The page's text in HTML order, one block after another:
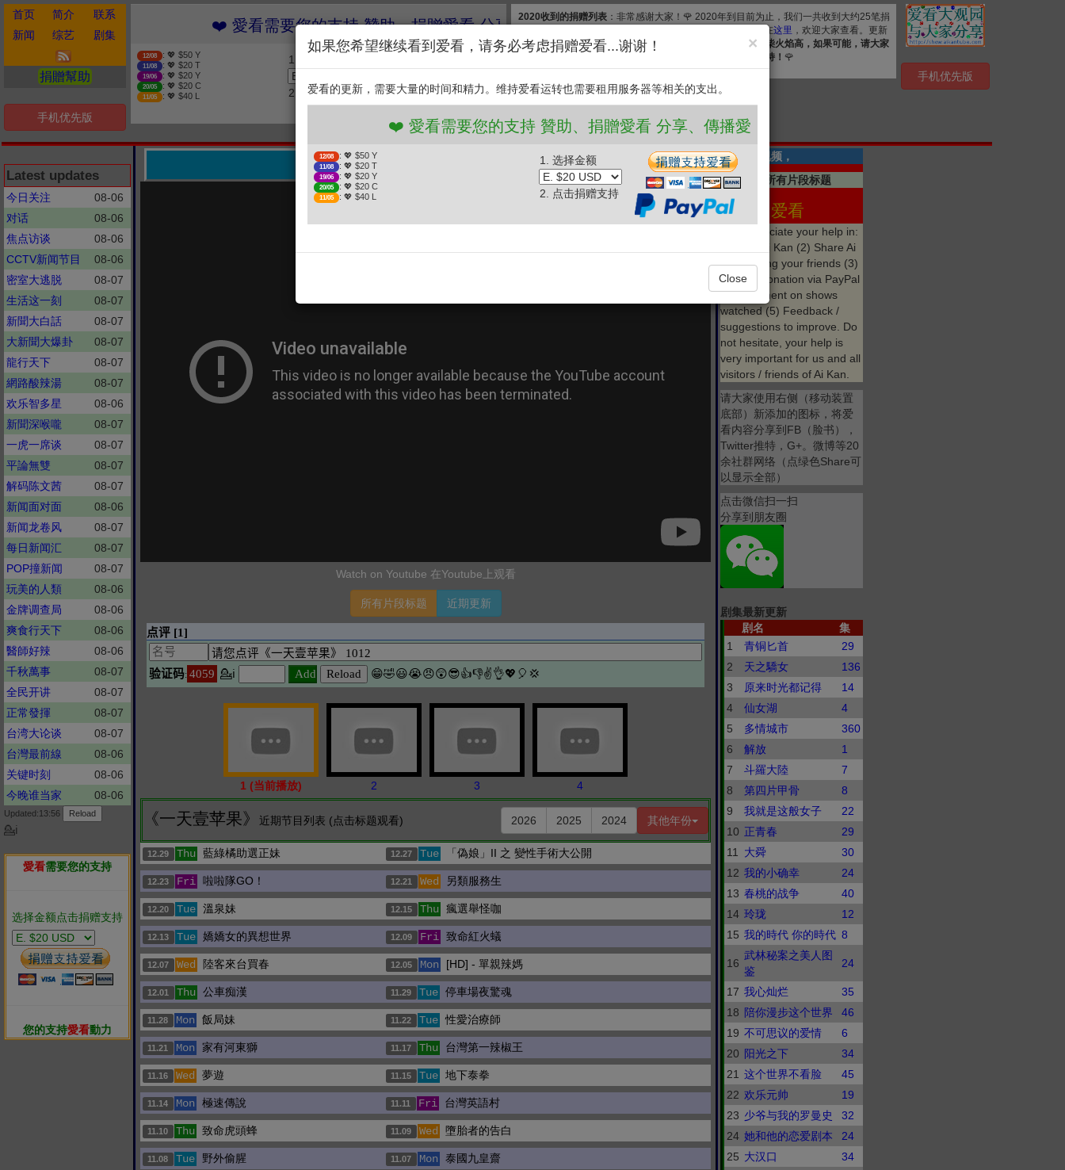
首页 简介
联系
新闻
综艺 剧集
捐贈幫助
手机优先版
❤️ 愛看需要您的支持 贊助、捐贈愛看 分享、傳播愛看 ❤️
12/08 : 💖 $50 Y
11/08 : 💖 $20 T
19/06 : 💖 $20 Y
20/05 : 💖 $20 C
11/05 : 💖 $40 L
1. 选择金额
2. 点击捐赠支持
2020收到的捐赠列表：非常感谢大家！🌹 2020年到目前为止，我们一共收到大约25笔捐
款, 合计$830. 扣除银行费用，净收$777.83. 详细清单公布在这里 ，欢迎大家查看。更新
和维护【爱看】，我们需要投入大量的时间和资源，
众人拾柴火焰高，如果可能，请大家
继续捐赠支持爱看。衷心感谢您的支持！ 🌹
手机优先版
Latest updates
今日关注
08-06
对话
08-06
焦点访谈
08-06
CCTV新闻节目
08-06
密室大逃脱
08-07
生活这一刻
08-07
新聞大白話
08-07
大新聞大爆卦
08-07
龍行天下
08-07
網路酸辣湯
08-07
欢乐智多星
08-06
新聞深喉嚨
08-07
一虎一席谈
08-07
平論無雙
08-07
解码陈文茜
08-07
新闻面对面
08-06
新闻龙卷风
08-07
每日新闻汇
08-07
POP撞新闻
08-07
玩美的人類
08-06
金牌调查局
08-06
爽食行天下
08-06
醫師好辣
08-06
千秋萬事
08-07
全民开讲
08-07
正常發揮
08-07
台湾大论谈
08-07
台灣最前線
08-06
关键时刻
08-06
今晚谁当家
08-06
Updated:13:56
💁ℹ
愛看需要您的支持
选择金额点击捐赠支持
您的支持愛看動力
一天壹苹果
Watch on Youtube 在Youtube上观看
所有片段标题 近期更新
1 (当前播放) 2 3 4
《一天壹苹果》 近期节目列表 (点击标题观看) 2026 2025 2024 其他年份
12.29 Thu 藍綠橘助選正妹 12.27 Tue 「偽娘」II 之 變性手術大公開
12.23 Fri 啦啦隊GO！ 12.21 Wed 另類服務生
12.20 Tue 溫泉妹 12.15 Thu 瘋選舉怪咖
12.13 Tue 嬌嬌女的異想世界 12.09 Fri 致命紅火蟻
12.07 Wed 陸客來台買春 12.05 Mon [HD] - 單親辣媽
12.01 Thu 公車痴漢 11.29 Tue 停車場夜驚魂
11.28 Mon 飯局妹 11.22 Tue 性愛治療師
11.21 Mon 家有河東獅 11.17 Thu 台灣第一辣椒王
11.16 Wed 夢遊 11.15 Tue 地下泰拳
11.14 Mon 極速傳說 11.11 Fri 台灣英語村
11.10 Thu 致命虎頭蜂 11.09 Wed 墮胎者的告白
11.08 Tue 野外偷腥 11.07 Mon 泰國九皇齋
共有4段视频，
点击显示所有片段标题
分享 爱看
We appreciate your help in:
(1) Like Ai Kan (2) Share Ai
Kan among your friends (3)
Make a donation via PayPal
(4) Comment on shows
watched (5) Feedback /
suggestions to improve. Do
not hesitate, your help is
very important for us and all
visitors / friends of Ai Kan.
请大家使用右侧（移动装置
底部）新添加的图标，将爱
看内容分享到FB（脸书），
Twitter推特，G+。微博等20
余社群网络（点绿色Share可
以显示全部）
点击微信扫一扫
分享到朋友圈
剧集最新更新
剧名
集
1
青铜匕首
29
2
天之驕女
136
3
原来时光都记得
14
4
仙女湖
4
5
多情城市
360
6
解放
1
7
斗羅大陸
7
8
第四片甲骨
8
9
我就是这般女子
22
10 正青春
29
11
大舜
30
12 我的小确幸
24
13 春桃的战争
40
14 玲珑
12
15 我的時代 你的時代 8
16
武林秘案之美人图
鉴
24
17 我心灿烂
35
18 陪你漫步这个世界
46
19 不可思议的爱情
6
20 阳光之下
34
21 这个世界不看脸
45
22 欢乐元帅
19
23 少爷与我的罗曼史
32
24 她和他的恋爱剧本
24
25 大汉口
34
×
如果您希望继续看到爱看，请务必考虑捐赠爱看...谢谢！
爱看的更新，需要大量的时间和精力。维持爱看运转也需要租用服务器等相关的支出。
❤️ 愛看需要您的支持 贊助、捐贈愛看 分享、傳播愛看 ❤️
12/08 : 💖 $50 Y
11/08 : 💖 $20 T
19/06 : 💖 $20 Y
20/05 : 💖 $20 C
11/05 : 💖 $40 L
1. 选择金额
2. 点击捐赠支持
Close